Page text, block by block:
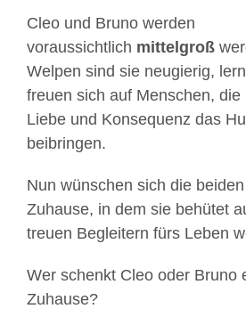
Cleo und Bruno werden
voraussichtlich mittelgroß
Welpen sind sie neugierig,
freuen sich auf Menschen,
Liebe und Konsequenz das
beibringen.
Nun wünschen sich die
Zuhause, in dem sie behütet
treuen Begleitern fürs Leben
Wer schenkt Cleo oder Bruno
Zuhause?
dem
Laden
des
Videos